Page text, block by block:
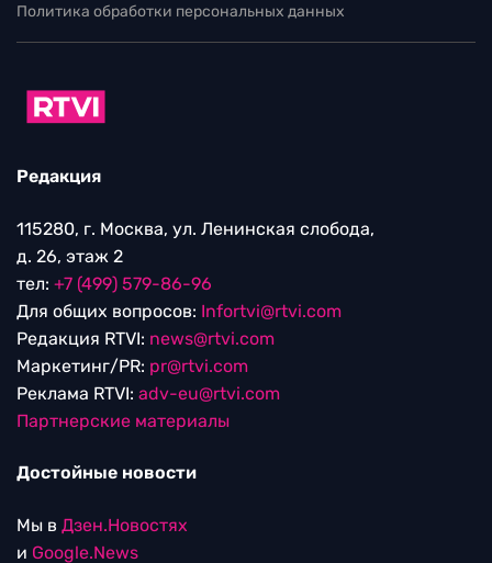
Политика обработки персональных данных
Редакция
115280, г. Москва, ул. Ленинская слобода,
д. 26, этаж 2
тел: +7 (499) 579-86-96
Для общих вопросов: Infortvi@rtvi.com
Редакция RTVI: news@rtvi.com
Маркетинг/PR: pr@rtvi.com
Реклама RTVI: adv-eu@rtvi.com
Партнерские материалы
Достойные новости
Мы в Дзен.Новостях
и Google.News